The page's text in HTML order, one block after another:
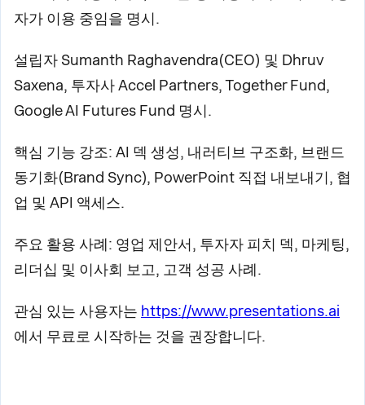
자가 이용 중임을 명시.
설립자 Sumanth Raghavendra(CEO) 및 Dhruv
Saxena, 투자사 Accel Partners, Together Fund,
Google AI Futures Fund 명시.
핵심 기능 강조: AI 덱 생성, 내러티브 구조화, 브랜드
동기화(Brand Sync), PowerPoint 직접 내보내기, 협
업 및 API 액세스.
주요 활용 사례: 영업 제안서, 투자자 피치 덱, 마케팅,
리더십 및 이사회 보고, 고객 성공 사례.
관심 있는 사용자는 https://www.presentations.ai
에서 무료로 시작하는 것을 권장합니다.